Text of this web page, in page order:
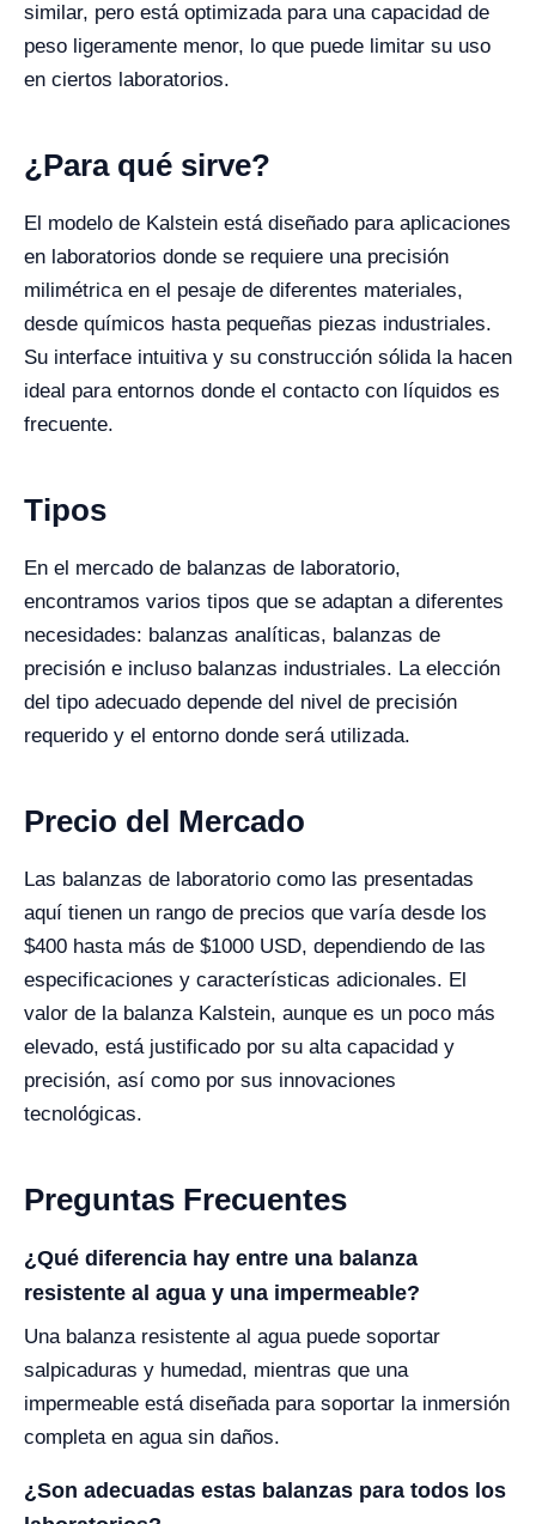
similar, pero está optimizada para una capacidad de
peso ligeramente menor, lo que puede limitar su uso
en ciertos laboratorios.
¿Para qué sirve?
El modelo de Kalstein está diseñado para aplicaciones
en laboratorios donde se requiere una precisión
milimétrica en el pesaje de diferentes materiales,
desde químicos hasta pequeñas piezas industriales.
Su interface intuitiva y su construcción sólida la hacen
ideal para entornos donde el contacto con líquidos es
frecuente.
Tipos
En el mercado de balanzas de laboratorio,
encontramos varios tipos que se adaptan a diferentes
necesidades: balanzas analíticas, balanzas de
precisión e incluso balanzas industriales. La elección
del tipo adecuado depende del nivel de precisión
requerido y el entorno donde será utilizada.
Precio del Mercado
Las balanzas de laboratorio como las presentadas
aquí tienen un rango de precios que varía desde los
$400 hasta más de $1000 USD, dependiendo de las
especificaciones y características adicionales. El
valor de la balanza Kalstein, aunque es un poco más
elevado, está justificado por su alta capacidad y
precisión, así como por sus innovaciones
tecnológicas.
Preguntas Frecuentes
¿Qué diferencia hay entre una balanza
resistente al agua y una impermeable?
Una balanza resistente al agua puede soportar
salpicaduras y humedad, mientras que una
impermeable está diseñada para soportar la inmersión
completa en agua sin daños.
¿Son adecuadas estas balanzas para todos los